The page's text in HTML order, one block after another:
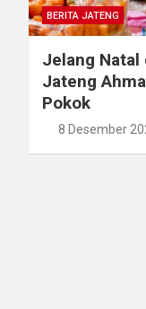
BERITA JATENG
Jelang Natal
Jateng
Pokok
8 Desember